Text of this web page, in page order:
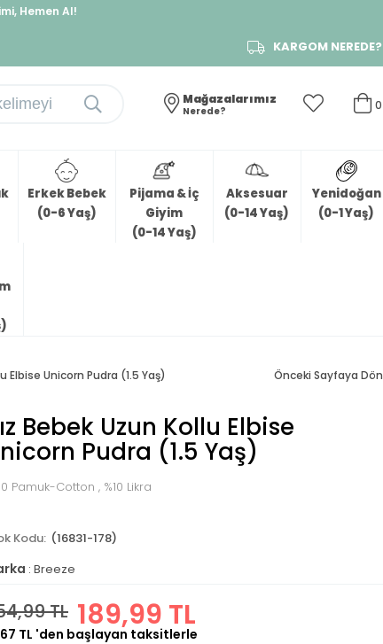
Hemen Al!
KARGOM NEREDE?
0
Mağazalarımız
Nerede?
Erkek Bebek
(0-6 Yaş)
Pijama & İç
Giyim
(0-14 Yaş)
Aksesuar
(0-14 Yaş)
Yenidoğan
(0-1 Yaş)
Elbise Unicorn Pudra (1.5 Yaş) Önceki Sayfaya Dön
Bebek Uzun Kollu Elbise
Pudra (1.5 Yaş)
Pamuk-Cotton , %10 Likra
(16831-178)
: Breeze
TL 189,99 TL
TL 'den başlayan taksitlerle